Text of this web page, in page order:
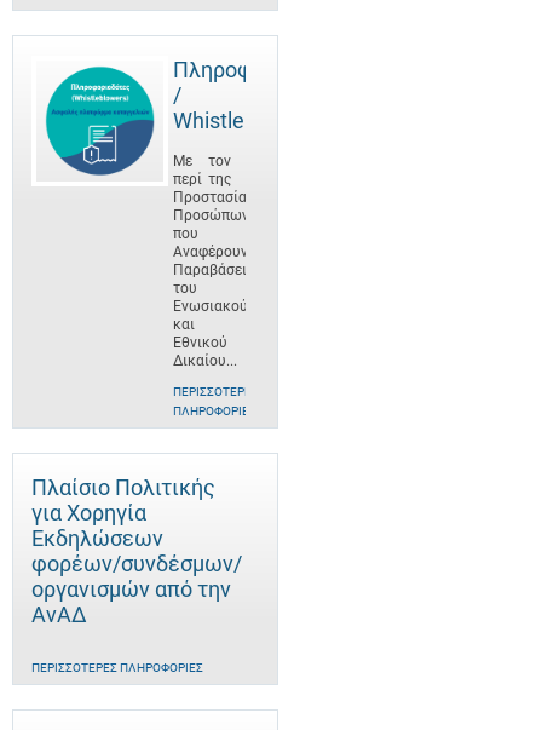
Πληροφοριοδότες
/
Whistleblowers
Με τον
περί της
Προστασίας
Προσώπων
που
Αναφέρουν
Παραβάσεις
του
Ενωσιακού
και
Εθνικού
Δικαίου...
ΠΕΡΙΣΣΌΤΕΡΕΣ
ΠΛΗΡΟΦΟΡΊΕΣ
Πλαίσιο Πολιτικής
για Χορηγία
Εκδηλώσεων
φορέων/συνδέσμων/
οργανισμών από την
ΑνΑΔ
ΠΕΡΙΣΣΌΤΕΡΕΣ ΠΛΗΡΟΦΟΡΊΕΣ